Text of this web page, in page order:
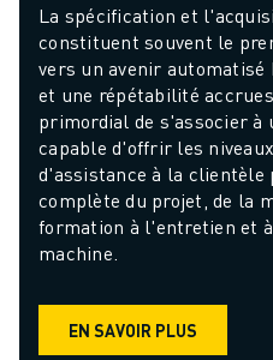
La spécification et
constituent souvent le
vers un avenir
et une répétabilité
primordial de s'associer à
capable d'offrir les
d'assistance à la
complète du projet, de la
formation à l'entretien et
machine.
EN SAVOIR PLUS